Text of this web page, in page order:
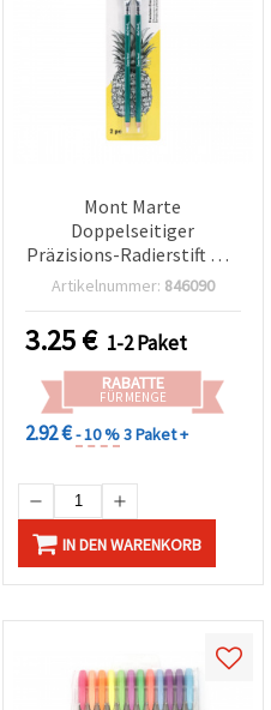
Mont Marte
Doppelseitiger
Präzisions-Radierstift mit
4 mm Radiermine und
Artikelnummer: 846090
3.25€ 1-2 Paket
RABATTE
FÜR MENGE
2.92 €- 10 %3 Paket +
IN DEN WARENKORB